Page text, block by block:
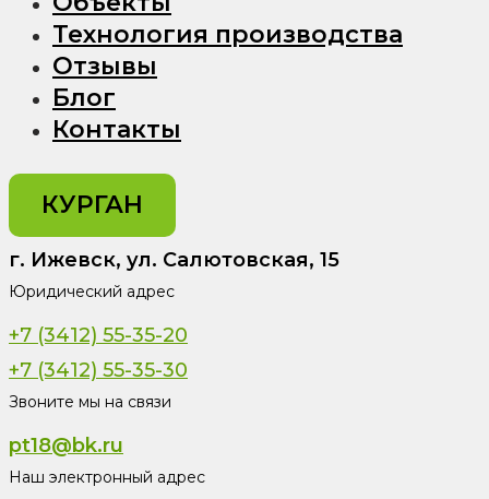
Технология производства
Отзывы
Блог
Контакты
КУРГАН
г. Ижевск, ул. Салютовская, 15
Юридический адрес
+7 (3412) 55-35-20
+7 (3412) 55-35-30
Звоните мы на связи
pt18@bk.ru
Наш электронный адрес